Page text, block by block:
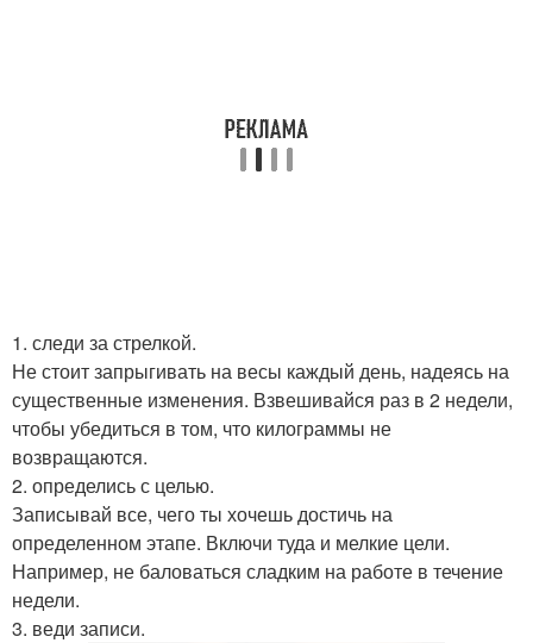
1. следи за стрелкой.
Не стоит запрыгивать на весы каждый день, надеясь на
существенные изменения. Взвешивайся раз в 2 недели,
чтобы убедиться в том, что килограммы не
возвращаются.
2. определись с целью.
Записывай все, чего ты хочешь достичь на
определенном этапе. Включи туда и мелкие цели.
Например, не баловаться сладким на работе в течение
недели.
3. веди записи.